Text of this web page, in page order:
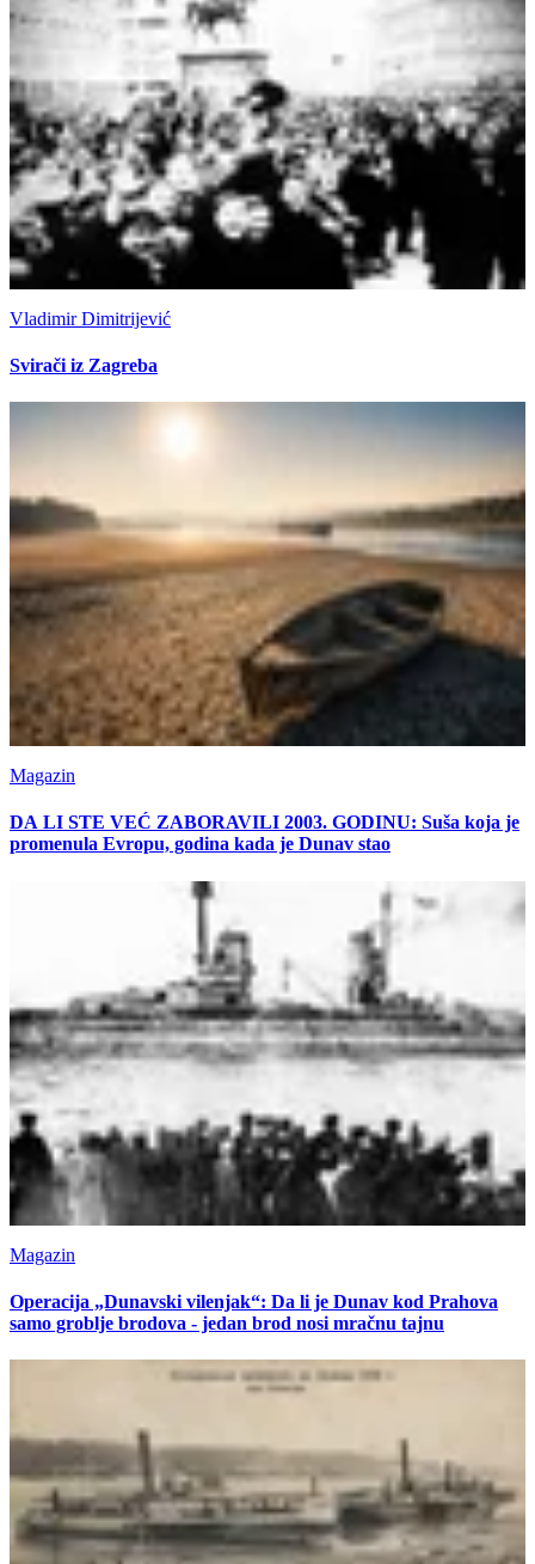
Vladimir Dimitrijević
Svirači iz Zagreba
Magazin
DA LI STE VEĆ ZABORAVILI 2003. GODINU: Suša koja je
promenula Evropu, godina kada je Dunav stao
Magazin
Operacija „Dunavski vilenjak“: Da li je Dunav kod Prahova
samo groblje brodova - jedan brod nosi mračnu tajnu